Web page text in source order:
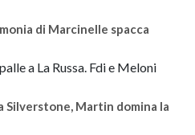
di Marcinelle spacca
a La Russa. Fdi e Meloni
Silverstone, Martin domina la